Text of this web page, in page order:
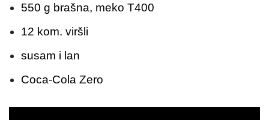
550 g brašna, meko T400
12 kom. viršli
susam i lan
Coca-Cola Zero